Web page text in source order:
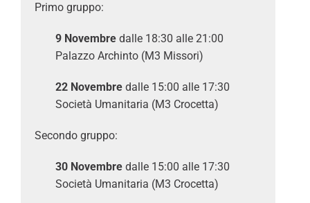
Primo gruppo:
9 Novembre dalle 18:30 alle 21:00
Palazzo Archinto (M3 Missori)
22 Novembre dalle 15:00 alle 17:30
Società Umanitaria (M3 Crocetta)
Secondo gruppo:
30 Novembre dalle 15:00 alle 17:30
Società Umanitaria (M3 Crocetta)